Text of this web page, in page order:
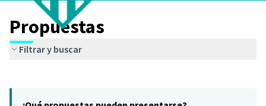
Propuestas
Filtrar y buscar